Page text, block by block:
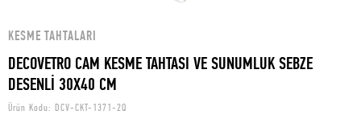
KESME TAHTALARI
DECOVETRO CAM KESME TAHTASI VE SUNUMLUK SEBZE
DESENLİ 30X40 CM
Ürün Kodu: DCV-CKT-1371-2Q